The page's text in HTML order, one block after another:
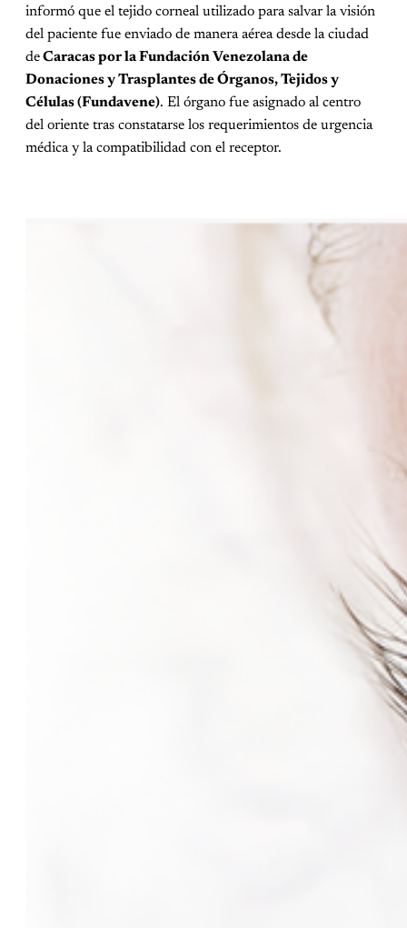
informó que el tejido corneal utilizado para salvar la visión
del paciente fue enviado de manera aérea desde la ciudad
deCaracas por la Fundación Venezolana de
Donaciones y Trasplantes de Órganos, Tejidos y
Células (Fundavene). El órgano fue asignado al centro
del oriente tras constatarse los requerimientos de urgencia
médica y la compatibilidad con el receptor.